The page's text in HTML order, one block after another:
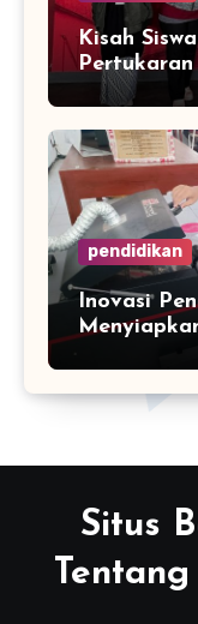
Kisah
Asia
pendidikan
Inovasi
Dunia
Situs